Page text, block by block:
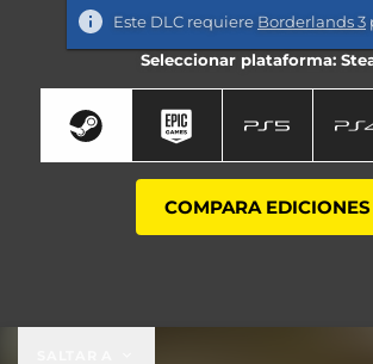
Este DLC requiere Borderlands 3
Seleccionar plataforma:
COMPARA EDICIONES